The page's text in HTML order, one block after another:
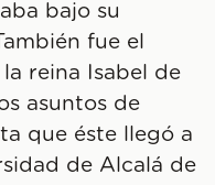
bajo su
fue el
reina Isabel de
asuntos de
que éste llegó a
de Alcalá de